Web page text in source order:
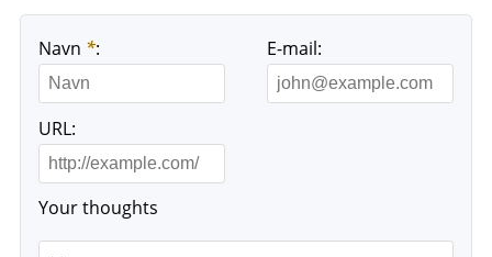
Navn *: E-mail:
URL:
Your thoughts